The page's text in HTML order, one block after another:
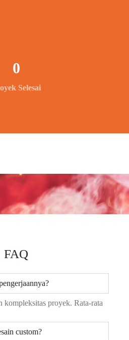
Selesai
0
FAQ
kompleksitas proyek. Rata-rata
custom?